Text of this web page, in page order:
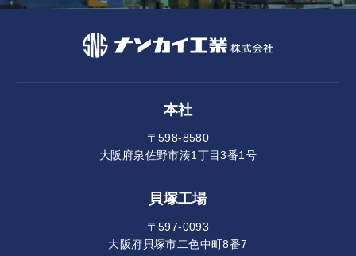
本社
〒598-8580
大阪府泉佐野市湊1丁目3番1号
貝塚工場
〒597-0093
大阪府貝塚市二色中町8番7